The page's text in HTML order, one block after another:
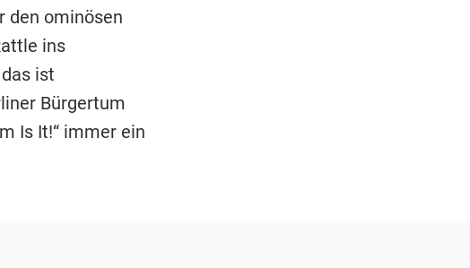
den ominösen
ins
ist
Bürgertum
Is It!“ immer ein